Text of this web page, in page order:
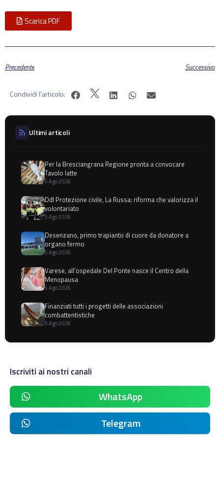
Scarica PDF
Precedente Successivo
Condividi l'articolo:
Ultimi articoli
Per la Bresciangrana Regione pronta a convocare
Tavolo latte
5 Ago 2026
Ddl Protezione civile, La Russa: riforma che valorizza il
volontariato
5 Ago 2026
Desenzano, primo trapianto di cuore da donatore a
organo fermo
5 Ago 2026
Varese, all'ospedale Del Ponte nasce il Centro della
Menopausa
5 Ago 2026
Finanziati tutti i progetti delle associazioni
combattentistiche
5 Ago 2026
Iscriviti ai nostri canali
WhatsApp
Telegram